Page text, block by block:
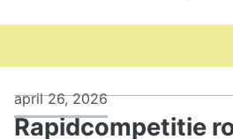
april 26, 2026
Rapidcompetitie